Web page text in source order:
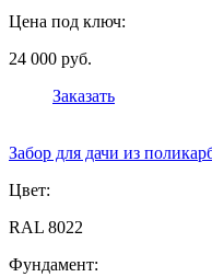
Цена под ключ:
24 000 руб.
Заказать
Забор для дачи из
Цвет:
RAL 8022
Фундамент: